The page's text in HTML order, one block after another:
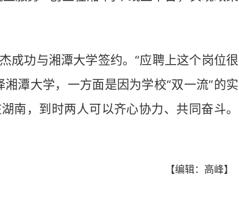
功与湘潭大学签约。“应聘上这个岗位很
潭大学，一方面是因为学校“双一流”的实
南，到时两人可以齐心协力、共同奋斗。
【编辑：高峰】